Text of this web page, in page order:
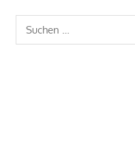
Suchen
nach: